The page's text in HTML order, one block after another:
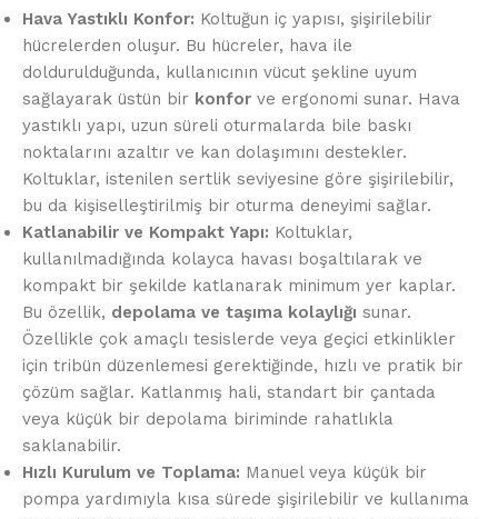
Hava Yastıklı Konfor: Koltuğun iç yapısı, şişirilebilir
hücrelerden oluşur. Bu hücreler, hava ile
doldurulduğunda, kullanıcının vücut şekline uyum
sağlayarak üstün bir konfor ve ergonomi sunar. Hava
yastıklı yapı, uzun süreli oturmalarda bile baskı
noktalarını azaltır ve kan dolaşımını destekler.
Koltuklar, istenilen sertlik seviyesine göre şişirilebilir,
bu da kişiselleştirilmiş bir oturma deneyimi sağlar.
Katlanabilir ve Kompakt Yapı: Koltuklar,
kullanılmadığında kolayca havası boşaltılarak ve
kompakt bir şekilde katlanarak minimum yer kaplar.
Bu özellik, depolama ve taşıma kolaylığı sunar.
Özellikle çok amaçlı tesislerde veya geçici etkinlikler
için tribün düzenlemesi gerektiğinde, hızlı ve pratik bir
çözüm sağlar. Katlanmış hali, standart bir çantada
veya küçük bir depolama biriminde rahatlıkla
saklanabilir.
Hızlı Kurulum ve Toplama: Manuel veya küçük bir
pompa yardımıyla kısa sürede şişirilebilir ve kullanıma